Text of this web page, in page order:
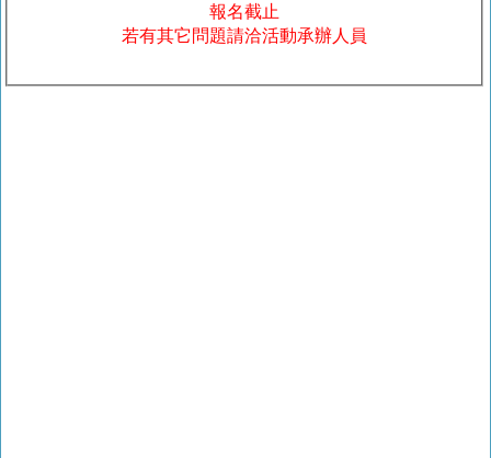
報名截止
若有其它問題請洽活動承辦人員